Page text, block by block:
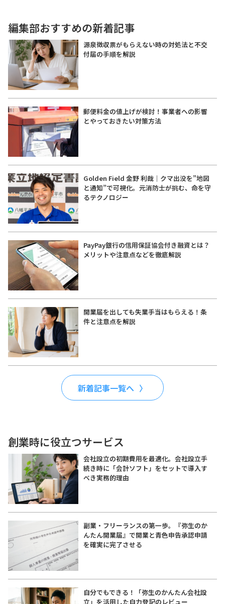
編集部おすすめの新着記事
源泉徴収票がもらえない時の対処法と不交
付届の手順を解説
郵便料金の値上げが検討！事業者への影響
とやっておきたい対策方法
Golden Field 金野 利哉｜クマ出没を”地図
と通知”で可視化。元消防士が挑む、命を守
るテクノロジー
PayPay銀行の信用保証協会付き融資とは？
メリットや注意点などを徹底解説
開業届を出しても失業手当はもらえる！条
件と注意点を解説
新着記事一覧へ
創業時に役立つサービス
会社設立の初期費用を最適化。会社設立手
続き時に「会計ソフト」をセットで導入す
べき実務的理由
副業・フリーランスの第一歩。『弥生のか
んたん開業届』で開業と青色申告承認申請
を確実に完了させる
自分でもできる！「弥生のかんたん会社設
立」を活用した自力登記のレビュー